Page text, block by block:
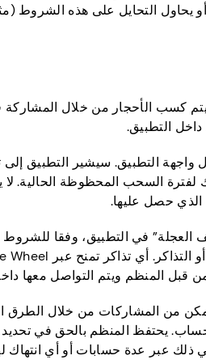
التحايل على هذه الشروط
كسب الأحجار من خلال المشاركة
التطبيق.
التطبيق. سيشير التطبيق إلى
لفترة السحب المحظوظة الحالية.
الذي حصل عليها.
في التطبيق، وفقا للشروط
قبل المنظم ويتم التواصل معها
من المشاركات من خلال الطرق
من خلال ذلك الحساب. يحتفظ المنظم